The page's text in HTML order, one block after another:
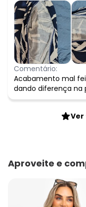
Comentário:
Acabamento mal
dando diferença na
Ver
Aproveite e